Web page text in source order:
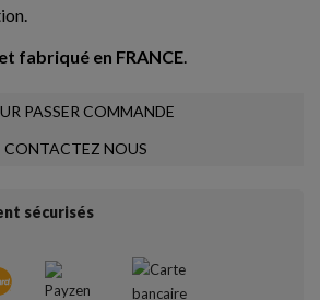
fabriqué en FRANCE.
PASSER COMMANDE
CONTACTEZ NOUS
sécurisés